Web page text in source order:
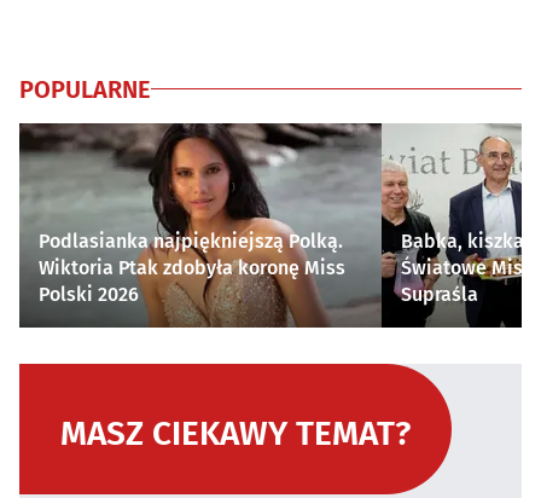
POPULARNE
Podlasianka najpiękniejszą Polką.
Wiktoria Ptak zdobyła koronę Miss
Polski 2026
Babka, kiszka i
Światowe
Supraśla
MASZ CIEKAWY TEMAT?